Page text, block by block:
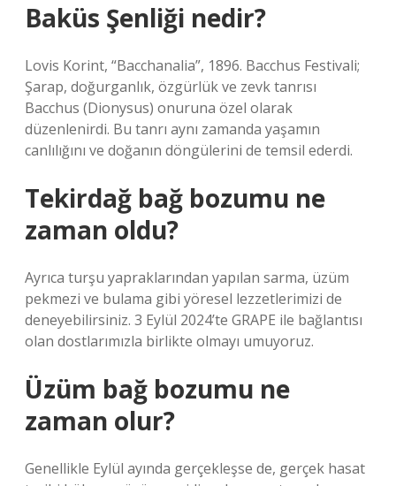
Baküs Şenliği nedir?
Lovis Korint, “Bacchanalia”, 1896. Bacchus Festivali;
Şarap, doğurganlık, özgürlük ve zevk tanrısı
Bacchus (Dionysus) onuruna özel olarak
düzenlenirdi. Bu tanrı aynı zamanda yaşamın
canlılığını ve doğanın döngülerini de temsil ederdi.
Tekirdağ bağ bozumu ne
zaman oldu?
Ayrıca turşu yapraklarından yapılan sarma, üzüm
pekmezi ve bulama gibi yöresel lezzetlerimizi de
deneyebilirsiniz. 3 Eylül 2024’te GRAPE ile bağlantısı
olan dostlarımızla birlikte olmayı umuyoruz.
Üzüm bağ bozumu ne
zaman olur?
Genellikle Eylül ayında gerçekleşse de, gerçek hasat